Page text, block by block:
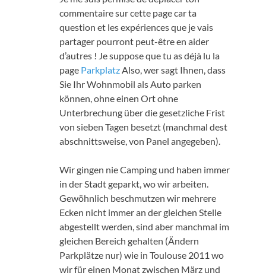
commentaire sur cette page car ta
question et les expériences que je vais
partager pourront peut-être en aider
d’autres ! Je suppose que tu as déjà lu la
page ParkplatzAlso, wer sagt Ihnen, dass
Sie Ihr Wohnmobil als Auto parken
können, ohne einen Ort ohne
Unterbrechung über die gesetzliche Frist
von sieben Tagen besetzt (manchmal dest
abschnittsweise, von Panel angegeben).
Wir gingen nie Camping und haben immer
in der Stadt geparkt, wo wir arbeiten.
Gewöhnlich beschmutzen wir mehrere
Ecken nicht immer an der gleichen Stelle
abgestellt werden, sind aber manchmal im
gleichen Bereich gehalten (Ändern
Parkplätze nur) wie in Toulouse 2011 wo
wir für einen Monat zwischen März und